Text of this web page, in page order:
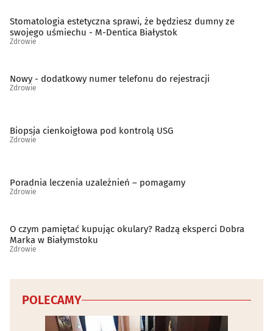
Stomatologia estetyczna sprawi, że będziesz dumny ze
swojego uśmiechu - M-Dentica Białystok
Zdrowie
Nowy - dodatkowy numer telefonu do rejestracji
Zdrowie
Biopsja cienkoigłowa pod kontrolą USG
Zdrowie
Poradnia leczenia uzależnień – pomagamy
Zdrowie
O czym pamiętać kupując okulary? Radzą eksperci Dobra
Marka w Białymstoku
Zdrowie
POLECAMY